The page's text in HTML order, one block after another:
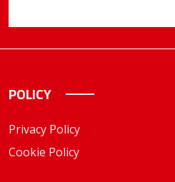
POLICY
Privacy Policy
Cookie Policy